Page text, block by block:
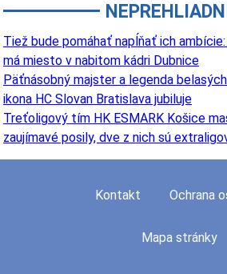
Tiež bude pomáhať napĺňať ich
má miesto v nabitom kádri Dubnice
Päťnásobný majster a legenda
ikona HC Slovan Bratislava jubiluje
Treťoligový tím HK ESMARK Košice
zaujímavé posily, dve z nich sú
Kontakt Ochrana
Mapa stránky